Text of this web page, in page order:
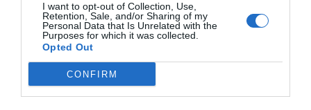
I want to opt-out of Collection, Use,
Retention, Sale, and/or Sharing of my
Personal Data that Is Unrelated with the
Purposes for which it was collected.
Opted Out
CONFIRM